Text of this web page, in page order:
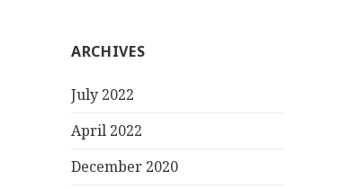
ARCHIVES
July 2022
April 2022
December 2020